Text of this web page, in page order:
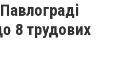
8 трудових